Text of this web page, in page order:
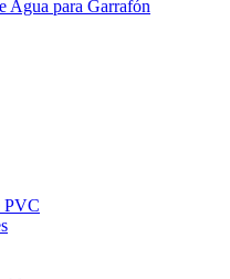
Agua para Garrafón
PVC